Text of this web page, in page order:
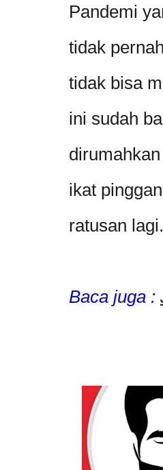
Pandemi
tidak
tidak bisa
ini sudah
ikat
ratusan lagi.
Baca juga :